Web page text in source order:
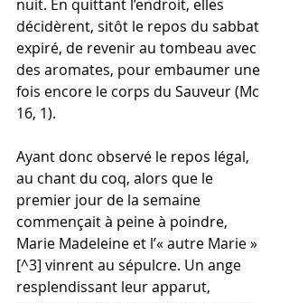
nuit. En quittant l’endroit, elles
décidèrent, sitôt le repos du sabbat
expiré, de revenir au tombeau avec
des aromates, pour embaumer une
fois encore le corps du Sauveur (Mc
16, 1).
Ayant donc observé le repos légal,
au chant du coq, alors que le
premier jour de la semaine
commençait à peine à poindre,
Marie Madeleine et l’« autre Marie »
[^3] vinrent au sépulcre. Un ange
resplendissant leur apparut,